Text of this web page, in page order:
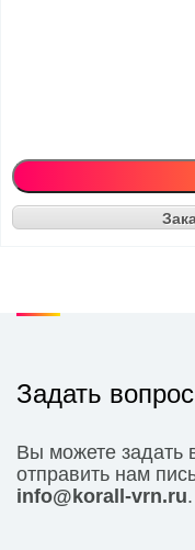
Задать вопрос
Вы можете задать
отправить нам
info@korall-vrn.ru.